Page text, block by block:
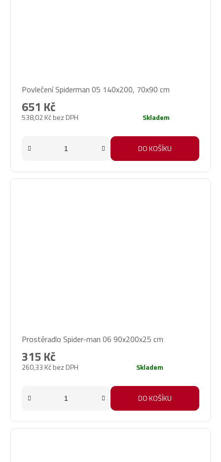
Povlečení Spiderman 05 140x200, 70x90 cm
538,02 Kč bez DPH
651 Kč
Skladem
DO KOŠÍKU
Prostěradlo Spider-man 06 90x200x25 cm
260,33 Kč bez DPH
315 Kč
Skladem
DO KOŠÍKU